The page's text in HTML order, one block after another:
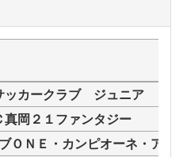
ッカークラブ ジュニア
真岡２１ファンタジー
ＯＮＥ・カンピオーネ・アレ